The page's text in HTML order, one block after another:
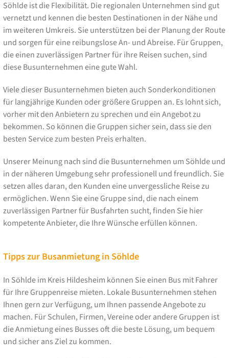
Söhlde ist die Flexibilität. Die regionalen Unternehmen sind gut
vernetzt und kennen die besten Destinationen in der Nähe und
im weiteren Umkreis. Sie unterstützen bei der Planung der Route
und sorgen für eine reibungslose An- und Abreise. Für Gruppen,
die einen zuverlässigen Partner für ihre Reisen suchen, sind
diese Busunternehmen eine gute Wahl.
Viele dieser Busunternehmen bieten auch Sonderkonditionen
für langjährige Kunden oder größere Gruppen an. Es lohnt sich,
vorher mit den Anbietern zu sprechen und ein Angebot zu
bekommen. So können die Gruppen sicher sein, dass sie den
besten Service zum besten Preis erhalten.
Unserer Meinung nach sind die Busunternehmen um Söhlde und
in der näheren Umgebung sehr professionell und freundlich. Sie
setzen alles daran, den Kunden eine unvergessliche Reise zu
ermöglichen. Wenn Sie eine Gruppe sind, die nach einem
zuverlässigen Partner für Busfahrten sucht, finden Sie hier
kompetente Anbieter, die Ihre Wünsche erfüllen können.
Tipps zur Busanmietung in Söhlde
In Söhlde im Kreis Hildesheim können Sie einen Bus mit Fahrer
für Ihre Gruppenreise mieten. Lokale Busunternehmen stehen
Ihnen gern zur Verfügung, um Ihnen passende Angebote zu
machen. Für Schulen, Firmen, Vereine oder andere Gruppen ist
die Anmietung eines Busses oft die beste Lösung, um bequem
und sicher ans Ziel zu kommen.